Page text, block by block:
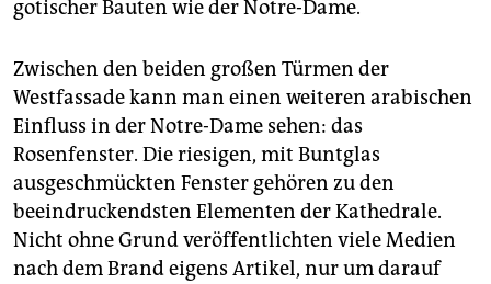
gotischer Bauten wie der Notre-Dame.
Zwischen den beiden großen Türmen der
Westfassade kann man einen weiteren arabischen
Einfluss in der Notre-Dame sehen: das
Rosenfenster. Die riesigen, mit Buntglas
ausgeschmückten Fenster gehören zu den
beeindruckendsten Elementen der Kathedrale.
Nicht ohne Grund veröffentlichten viele Medien
nach dem Brand eigens Artikel, nur um darauf